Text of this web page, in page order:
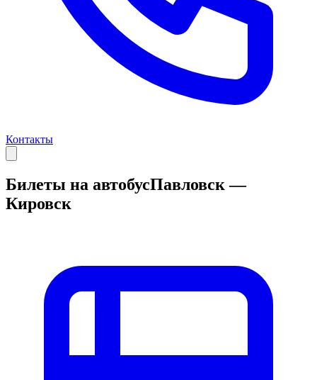
Контакты
Билеты на автобусПавловск —
Кировск